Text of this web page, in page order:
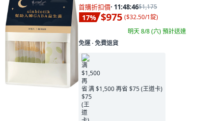
首購折扣價· 11:48:45$1,175
17% $975 ($32.50/1錠)
明天 8/8 (六)預計送達
免運 ∙ 免費退貨
满 $1,500 再省 $75 (王道卡)